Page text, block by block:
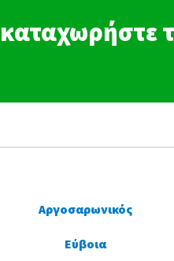
καταχωρήστε
Αργοσαρωνικός
Εύβοια